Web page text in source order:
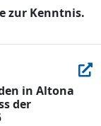
zur Kenntnis.
in Altona
der